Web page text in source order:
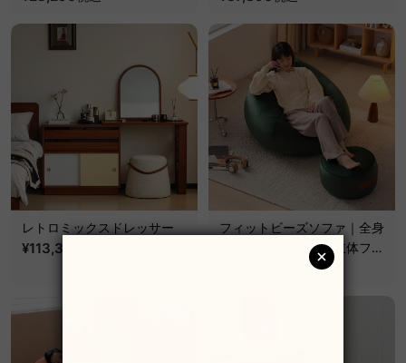
20%OFF】
レトロミックスドレッサー
¥113,390
フィットビーズソファ｜全身
を預けて形が変わる立体フィ